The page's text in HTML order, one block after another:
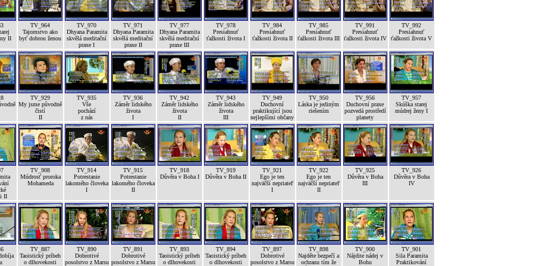
II
TV_964
Tajomstvo ako
byť dobrou ženou
TV_970
Dhyana Paramita
skvělá meditační
praxe I
TV_971
Dhyana Paramita
skvělá meditační
praxe II
TV_977
Dhyana Paramita
skvělá meditační
praxe III
TV_978
Presiahnuť
ťažkosti života I
TV_984
Presiahnuť
ťažkosti života II
TV_985
Presiahnuť
ťažkosti života III
TV_991
Presiahnuť
ťažkosti života IV
TV_992
Presiahnuť
ťažkosti života V
TV_929
My jsme původně
čistí
II
TV_935
Vše
pochází
z nás
TV_936
Záměr lidského
života
I
TV_942
Záměr lidského
života
II
TV_943
Záměr lidského
života
III
TV_949
Duchovní
praktikující jsou
nejlepšími občany
TV_950
Láska je jediným
riešením
TV_956
Duchovní praxe
pozvedá prostředí
planety
TV_957
Skúška starej
múdrej ženy I
II
TV_908
Múdrosť proroka
Mohameda
TV_914
Potrestanie
lakomého človeka
I
TV_915
Potrestanie
lakomého človeka
II
TV_918
Důvěra v Boha I
TV_919
Důvěra v Boha II
TV_921
Ego je ten
najväčší nepriateľ
I
TV_922
Ego je ten
najväčší nepriateľ
II
TV_925
Důvěra v Boha
III
TV_926
Důvěra v Boha
IV
TV_887
Taoistický príbeh
o dlhovekosti
TV_890
Dobrotivé
posolstvo z Marsu
TV_891
Dobrotivé
posolstvo z Marsu
TV_893
Taoistický príbeh
o dlhovekosti
TV_894
Taoistický príbeh
o dlhovekosti
TV_897
Dobrotivé
posolstvo z Marsu
TV_898
Najděte bezpečí a
ochranu tím že
TV_900
Nájdite nádej v
Bohu
TV_901
Sila Paramita
Praktikování